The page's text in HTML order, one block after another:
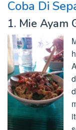
Coba Di
1. Mie Ayam